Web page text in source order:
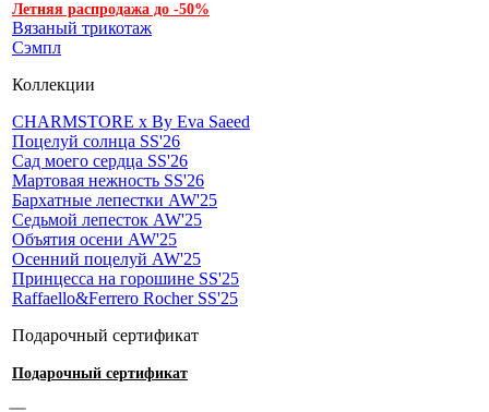
Летняя распродажа до -50%
Вязаный трикотаж
Сэмпл
Коллекции
CHARMSTORE х By Eva Saeed
Поцелуй солнца SS'26
Сад моего сердца SS'26
Мартовая нежность SS'26
Бархатные лепестки AW'25
Седьмой лепесток AW'25
Объятия осени AW'25
Осенний поцелуй AW'25
Принцесса на горошине SS'25
Raffaello&Ferrero Rocher SS'25
Подарочный сертификат
Подарочный сертификат